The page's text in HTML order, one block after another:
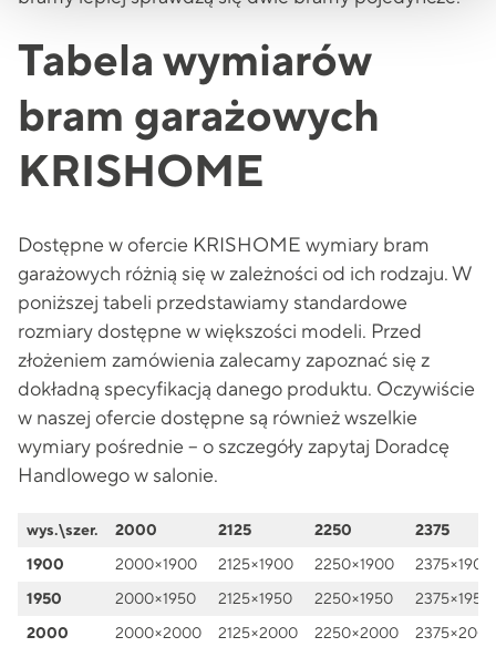
Tabela wymiarów
bram garażowych
KRISHOME
Dostępne w ofercie KRISHOME wymiary bram
garażowych różnią się w zależności od ich rodzaju. W
poniższej tabeli przedstawiamy standardowe
rozmiary dostępne w większości modeli. Przed
złożeniem zamówienia zalecamy zapoznać się z
dokładną specyfikacją danego produktu. Oczywiście
w naszej ofercie dostępne są również wszelkie
wymiary pośrednie – o szczegóły zapytaj Doradcę
Handlowego w salonie.
wys.\szer. 2000 2125 2250
2375
1900
2000×1900 2125×1900 2250×1900
2375×1900
1950
2000×1950 2125×1950 2250×1950
2375×1950
2000
2000×2000 2125×2000 2250×2000
2375×2000